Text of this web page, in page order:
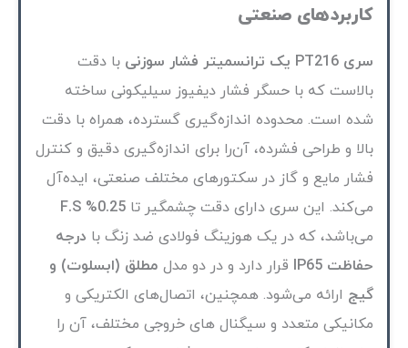
کاربردهای صنعتی
سری PT216 یک ترانسمیتر فشار سوزنی
با دقت
بالاست که با حسگر فشار دیفیوز سیلیکونی ساخته
شده است. محدوده اندازه‌گیری گسترده‌، همراه با دقت
بالا و طراحی فشرده، آن‌را برای اندازه‌گیری دقیق و کنترل
فشار مایع و گاز در سکتورهای مختلف صنعتی، ایده‌آل
می‌کند. این سری دارای دقت چشمگیر تا
می‌باشد، که در یک هوزینگ فولادی ضد زنگ با درجه
حفاظت IP65
قرار دارد و در دو مدل مطلق (ابسلوت) و
گیج ارائه می‌شود. همچنین، اتصال‌های الکتریکی و
مکانیکی متعدد و سیگنال های خروجی مختلف، آن را